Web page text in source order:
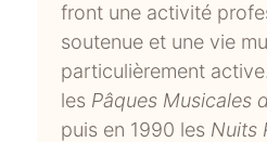
front une activité
soutenue et une vie
particulièrement
les Pâques Musicales
puis en 1990 les Nuits